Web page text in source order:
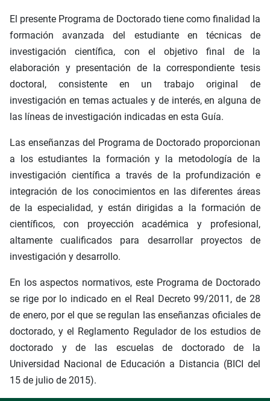
El presente Programa de Doctorado tiene como finalidad la
formación avanzada del estudiante en técnicas de
investigación científica, con el objetivo final de la
elaboración y presentación de la correspondiente tesis
doctoral, consistente en un trabajo original de
investigación en temas actuales y de interés, en alguna de
las líneas de investigación indicadas en esta Guía.
Las enseñanzas del Programa de Doctorado proporcionan
a los estudiantes la formación y la metodología de la
investigación científica a través de la profundización e
integración de los conocimientos en las diferentes áreas
de la especialidad, y están dirigidas a la formación de
científicos, con proyección académica y profesional,
altamente cualificados para desarrollar proyectos de
investigación y desarrollo.
En los aspectos normativos, este Programa de Doctorado
se rige por lo indicado en el Real Decreto 99/2011, de 28
de enero, por el que se regulan las enseñanzas oficiales de
doctorado, y el Reglamento Regulador de los estudios de
doctorado y de las escuelas de doctorado de la
Universidad Nacional de Educación a Distancia (BICI del
15 de julio de 2015).